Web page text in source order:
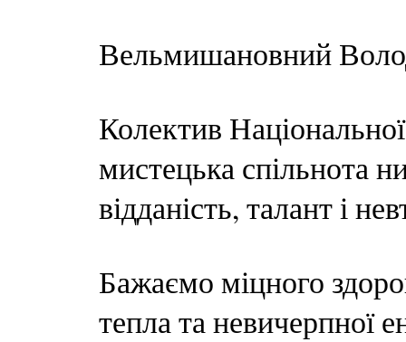
Вельмишановний
Колектив
мистецька спільнота
відданість, талант і
Бажаємо міцного
тепла та невичерпної